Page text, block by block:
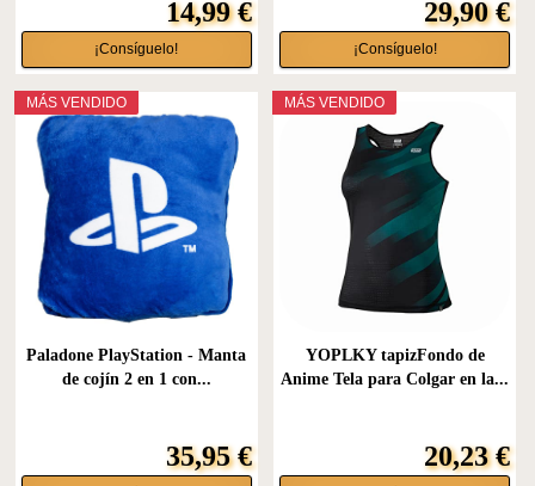
14,99 €
¡Consíguelo!
29,90 €
¡Consíguelo!
MÁS VENDIDO
Paladone PlayStation - Manta
de cojín 2 en 1 con...
35,95 €
MÁS VENDIDO
YOPLKY tapizFondo de
Anime Tela para Colgar en la...
20,23 €